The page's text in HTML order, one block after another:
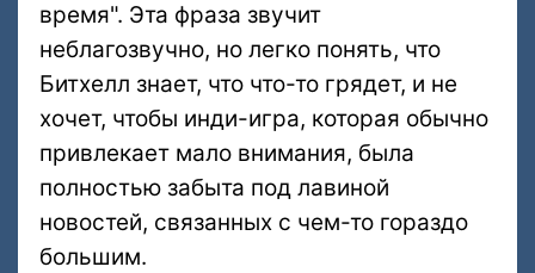
время". Эта фраза звучит
неблагозвучно, но легко понять, что
Битхелл знает, что что-то грядет, и не
хочет, чтобы инди-игра, которая обычно
привлекает мало внимания, была
полностью забыта под лавиной
новостей, связанных с чем-то гораздо
большим.